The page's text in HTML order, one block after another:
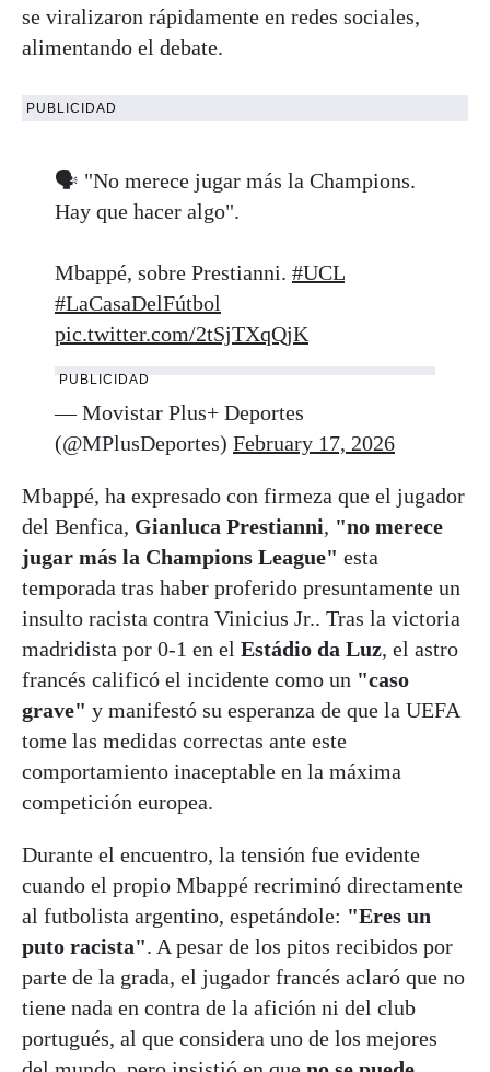
se viralizaron rápidamente en redes sociales,
alimentando el debate.
PUBLICIDAD
🗣️ "No merece jugar más la Champions.
Hay que hacer algo".
Mbappé, sobre Prestianni. #UCL
#LaCasaDelFútbol
pic.twitter.com/2tSjTXqQjK
PUBLICIDAD
— Movistar Plus+ Deportes
(@MPlusDeportes) February 17, 2026
Mbappé, ha expresado con firmeza que el jugador
del Benfica, Gianluca Prestianni, "no merece
jugar más la Champions League" esta
temporada tras haber proferido presuntamente un
insulto racista contra Vinicius Jr.. Tras la victoria
madridista por 0-1 en el Estádio da Luz, el astro
francés calificó el incidente como un "caso
grave" y manifestó su esperanza de que la UEFA
tome las medidas correctas ante este
comportamiento inaceptable en la máxima
competición europea.
Durante el encuentro, la tensión fue evidente
cuando el propio Mbappé recriminó directamente
al futbolista argentino, espetándole: "Eres un
puto racista". A pesar de los pitos recibidos por
parte de la grada, el jugador francés aclaró que no
tiene nada en contra de la afición ni del club
portugués, al que considera uno de los mejores